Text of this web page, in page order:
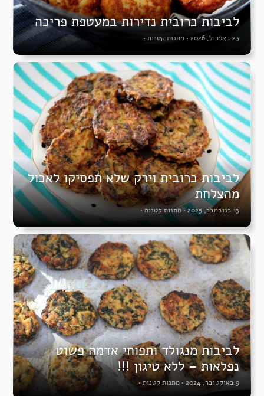
לביבות כרובית נדירות במעטפת פריכה
23 באפריל, 2026 • מתנות קטנות •
לביבות כרובית וירק שלא תפסיקו לאכול
מהצלחת
13 בנובמבר, 2025 • מתנות קטנות •
לביבות מנגולד ותפוחי אדמה פשוט
נפלאות – ללא טיגון !!!
9 באוקטובר, 2024 • מתנות קטנות •